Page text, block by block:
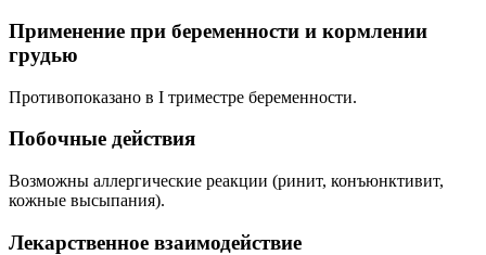
Применение при беременности и кормлении
грудью
Противопоказано в I триместре беременности.
Побочные действия
Возможны аллергические реакции (ринит, конъюнктивит,
кожные высыпания).
Лекарственное взаимодействие